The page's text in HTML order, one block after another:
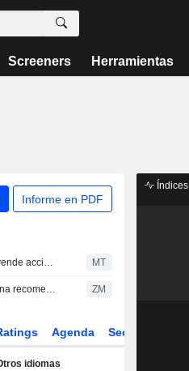
Screeners Herramientas
Informe en PDF
Un directivo de Carvana vende acciones por valor de 3,22 millones de USD, según los registros de la SEC MT
CARVANA CO. : Recibe una recomendación de compra del Deutsche Bank Securities ZM
Agenda Sector
idiomas
Índices